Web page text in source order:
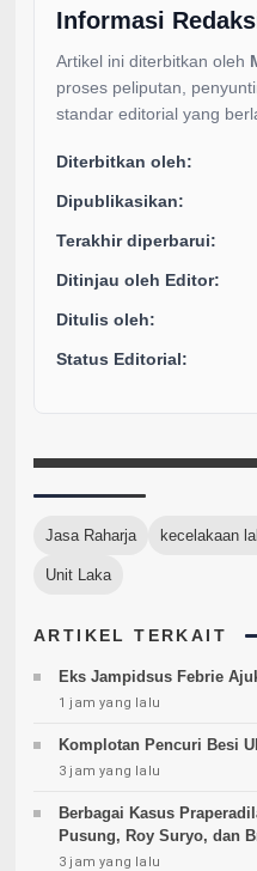
Informasi
Artikel ini diterbitkan oleh
proses peliputan,
standar editorial yang
Diterbitkan oleh:
Dipublikasikan:
Terakhir diperbarui:
Ditinjau oleh Editor:
Ditulis oleh:
Status Editorial:
Jasa Raharja kecelakaan
Unit Laka
ARTIKEL TERKAIT
Eks Jampidsus Febrie
1 jam yang lalu
Komplotan Pencuri Besi
3 jam yang lalu
Berbagai Kasus
Pusung, Roy Suryo, dan
3 jam yang lalu